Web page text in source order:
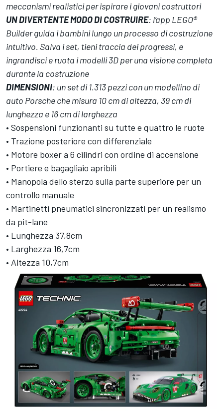
meccanismi realistici per ispirare i giovani costruttori
UN DIVERTENTE MODO DI COSTRUIRE: l’app LEGO®
Builder guida i bambini lungo un processo di costruzione
intuitivo. Salva i set, tieni traccia dei progressi, e
ingrandisci e ruota i modelli 3D per una visione completa
durante la costruzione
DIMENSIONI: un set di 1.313 pezzi con un modellino di
auto Porsche che misura 10 cm di altezza, 39 cm di
lunghezza e 16 cm di larghezza
• Sospensioni funzionanti su tutte e quattro le ruote
• Trazione posteriore con differenziale
• Motore boxer a 6 cilindri con ordine di accensione
• Portiere e bagagliaio apribili
• Manopola dello sterzo sulla parte superiore per un
controllo manuale
• Martinetti pneumatici sincronizzati per un realismo
da pit-lane
• Lunghezza 37,8cm
• Larghezza 16,7cm
• Altezza 10,7cm